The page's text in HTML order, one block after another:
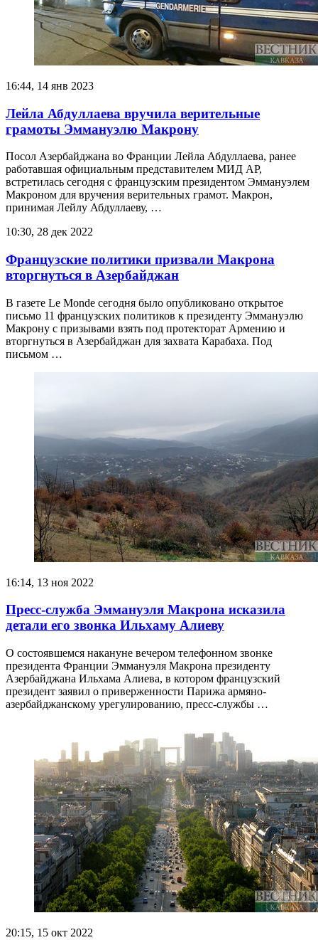
16:44, 14 янв 2023
Лейла Абдуллаева вручила верительные
грамоты Эммануэлю Макрону
Посол Азербайджана во Франции Лейла Абдуллаева, ранее
работавшая официальным представителем МИД АР,
встретилась сегодня с французским президентом Эммануэлем
Макроном для вручения верительных грамот. Макрон,
принимая Лейлу Абдуллаеву, …
10:30, 28 дек 2022
Французские политики призвали Макрона
вторгнуться в Азербайджан
В газете Le Monde сегодня было опубликовано открытое
письмо 11 французских политиков к президенту Эммануэлю
Макрону с призывами взять под протекторат Армению и
вторгнуться в Азербайджан для захвата Карабаха. Под
письмом …
16:14, 13 ноя 2022
Пресс-служба Эммануэля Макрона исказила
детали его звонка Ильхаму Алиеву
О состоявшемся накануне вечером телефонном звонке
президента Франции Эммануэля Макрона президенту
Азербайджана Ильхама Алиева, в котором французский
президент заявил о приверженности Парижа армяно-
азербайджанскому урегулированию, пресс-службы …
20:15, 15 окт 2022